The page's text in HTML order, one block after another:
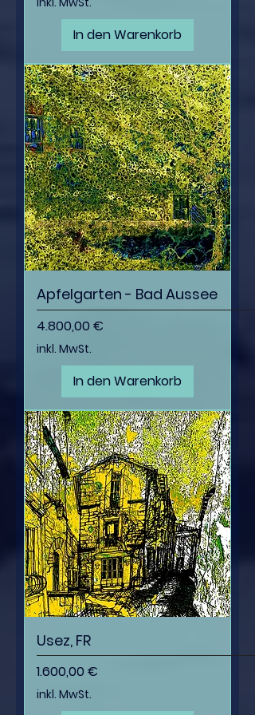
In den Warenkorb
Apfelgarten - Bad Aussee
Preis
4.800,00 €
inkl. MwSt.
In den Warenkorb
Usez, FR
Preis
1.600,00 €
inkl. MwSt.